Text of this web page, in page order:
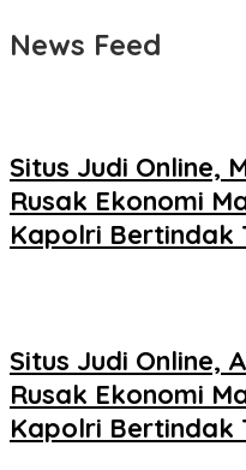
News Feed
Situs Judi Online,
Rusak Ekonomi
Kapolri Bertindak
Situs Judi Online,
Rusak Ekonomi
Kapolri Bertindak